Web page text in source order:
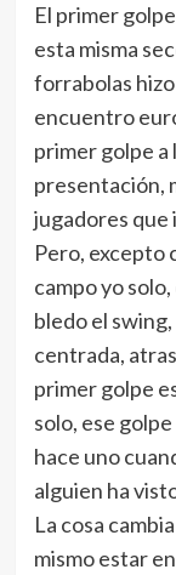
El primer
esta misma
forrabolas
encuentro
primer golpe a
presentación,
jugadores que
Pero, excepto
campo yo
bledo el
centrada,
primer golpe
solo, ese
hace uno
alguien ha
La cosa
mismo estar